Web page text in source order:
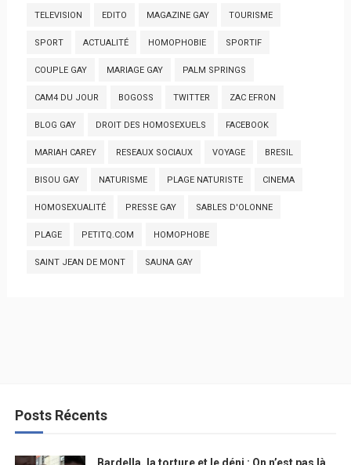
TELEVISION EDITO MAGAZINE GAY TOURISME
SPORT ACTUALITÉ HOMOPHOBIE SPORTIF
COUPLE GAY MARIAGE GAY PALM SPRINGS
CAM4 DU JOUR BOGOSS TWITTER ZAC EFRON
BLOG GAY DROIT DES HOMOSEXUELS FACEBOOK
MARIAH CAREY RESEAUX SOCIAUX VOYAGE BRESIL
BISOU GAY NATURISME PLAGE NATURISTE CINEMA
HOMOSEXUALITÉ PRESSE GAY SABLES D'OLONNE
PLAGE PETITQ.COM HOMOPHOBE
SAINT JEAN DE MONT SAUNA GAY
Posts Récents